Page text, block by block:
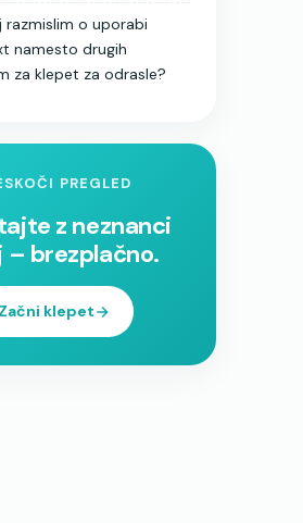
razmislim o uporabi
namesto drugih
za klepet za odrasle?
PREGLED
z neznanci
– brezplačno.
Začni klepet